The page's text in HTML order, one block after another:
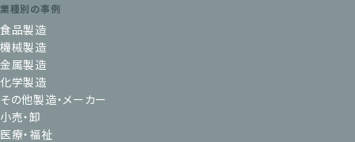
業種別の事例
食品製造
機械製造
金属製造
化学製造
その他製造・メーカー
小売・卸
医療・福祉